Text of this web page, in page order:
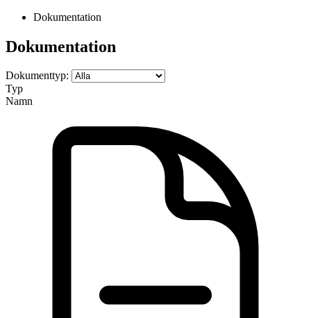
Dokumentation
Dokumentation
Dokumenttyp:
Typ
Namn